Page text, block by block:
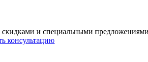
и специальными
консультацию